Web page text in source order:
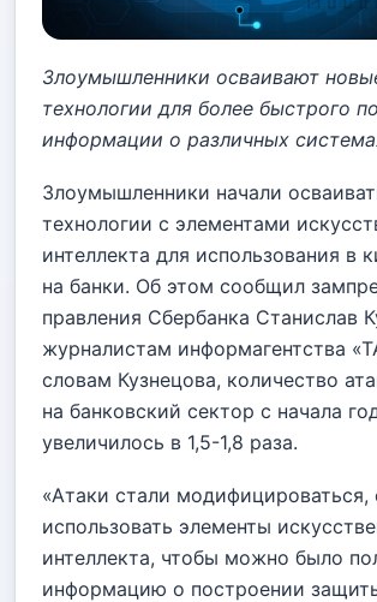
Злоумышленники осваивают
технологии для более быстрого
информации о различных
Злоумышленники начали
технологии с элементами
интеллекта для использования в
на банки. Об этом сообщил
правления Сбербанка Станислав
журналистам информагентства
словам Кузнецова, количество
на банковский сектор с начала
увеличилось в 1,5-1,8 раза.
«Атаки стали модифицироваться,
использовать элементы
интеллекта, чтобы можно было
информацию о построении